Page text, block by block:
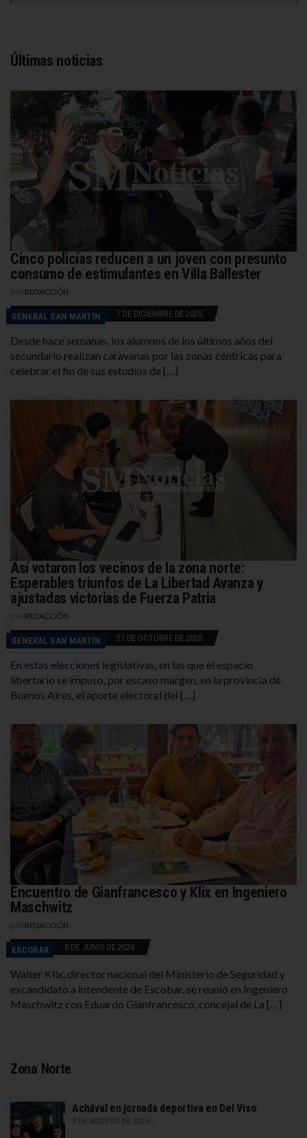
Últimas noticias
Cinco policías reducen a un joven con presunto
consumo de estimulantes en Villa Ballester
REDACCIÓN
GENERAL SAN MARTÍN 7 DE DICIEMBRE DE 2025
Desde hace semanas, los alumnos de los últimos años del
secundario realizan caravanas por las zonas céntricas para
celebrar el fin de sus estudios de […]
Así votaron los vecinos de la zona norte:
Esperables triunfos de La Libertad Avanza y
ajustadas victorias de Fuerza Patria
REDACCIÓN
GENERAL SAN MARTÍN 27 DE OCTUBRE DE 2025
En estas elecciones legislativas, en las que el espacio
libertario se impuso, por escaso margen, en la provincia de
Buenos Aires, el aporte electoral del […]
Encuentro de Gianfrancesco y Klix en Ingeniero
Maschwitz
REDACCIÓN
ESCOBAR 8 DE JUNIO DE 2026
Walter Klix, director nacional del Ministerio de Seguridad y
excandidato a intendente de Escobar, se reunió en Ingeniero
Maschwitz con Eduardo Gianfrancesco, concejal de La […]
Zona Norte
Achával en jornada deportiva en Del Viso
7 DE AGOSTO DE 2026